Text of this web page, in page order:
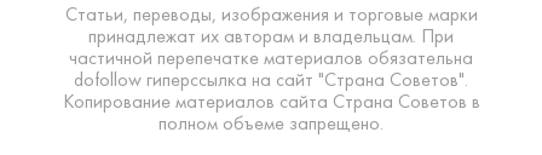
Статьи, переводы, изображения и торговые марки
принадлежат их авторам и владельцам. При
частичной перепечатке материалов обязательна
dofollow гиперссылка на сайт "Страна Советов".
Копирование материалов сайта Страна Советов в
полном объеме запрещено.